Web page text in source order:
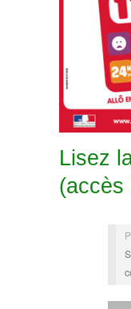
Lisez
(accès